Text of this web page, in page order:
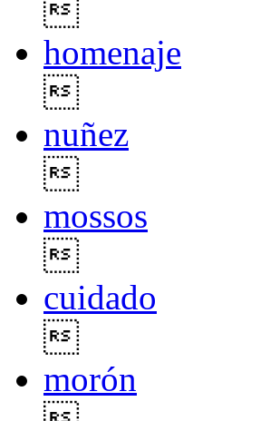
homenaje
nuñez
mossos
cuidado
morón